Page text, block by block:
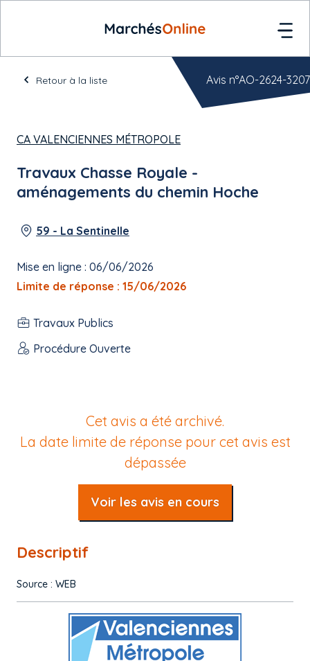
Retour à la liste
CA VALENCIENNES MÉTROPOLE
Travaux Chasse Royale -
aménagements du chemin Hoche
59 - La Sentinelle
Mise en ligne : 06/06/2026
Limite de réponse : 15/06/2026
Travaux Publics
Procédure Ouverte
Avis n°AO-2624-3207
Cet avis a été archivé.
La date limite de réponse pour cet avis est
dépassée
Voir les avis en cours
Descriptif
Source : WEB